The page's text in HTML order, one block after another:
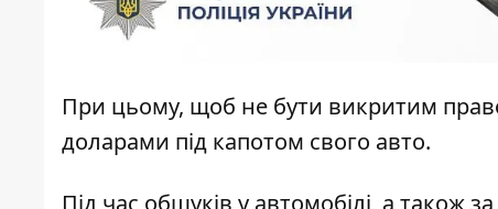
При цьому, щоб не бути викритим
доларами під капотом свого авто.
Під час обшуків у автомобілі, а також